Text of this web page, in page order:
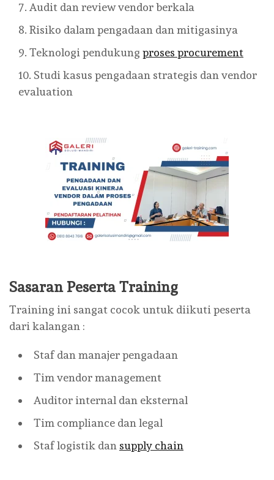
Audit dan review vendor berkala
Risiko dalam pengadaan dan mitigasinya
Teknologi pendukung proses procurement
Studi kasus pengadaan strategis dan vendor
evaluation
Sasaran Peserta Training
Training ini sangat cocok untuk diikuti peserta
dari kalangan :
Staf dan manajer pengadaan
Tim vendor management
Auditor internal dan eksternal
Tim compliance dan legal
Staf logistik dan supply chain